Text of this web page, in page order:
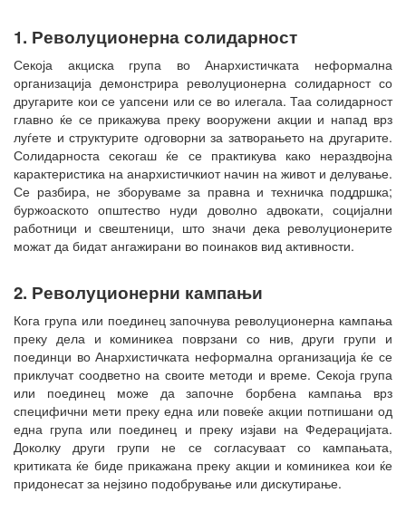
1. Револуционерна солидарност
Секоја акциска група во Анархистичката неформална
организација демонстрира револуционерна солидарност со
другарите кои се уапсени или се во илегала. Таа солидарност
главно ќе се прикажува преку вооружени акции и напад врз
луѓете и структурите одговорни за затворањето на другарите.
Солидарноста секогаш ќе се практикува како нераздвојна
карактеристика на анархистичкиот начин на живот и делување.
Се разбира, не зборуваме за правна и техничка поддршка;
буржоаското општество нуди доволно адвокати, социјални
работници и свештеници, што значи дека револуционерите
можат да бидат ангажирани во поинаков вид активности.
2. Револуционерни кампањи
Кога група или поединец започнува револуционерна кампања
преку дела и коминикеа поврзани со нив, други групи и
поединци во Анархистичката неформална организација ќе се
приклучат соодветно на своите методи и време. Секоја група
или поединец може да започне борбена кампања врз
специфични мети преку една или повеќе акции потпишани од
една група или поединец и преку изјави на Федерацијата.
Доколку други групи не се согласуваат со кампањата,
критиката ќе биде прикажана преку акции и коминикеа кои ќе
придонесат за нејзино подобрување или дискутирање.